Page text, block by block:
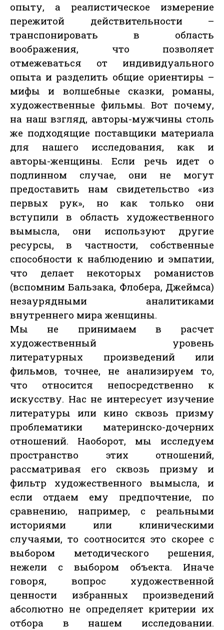
опыту, а реалистическое измерение
пережитой действительности –
транспонировать в область
воображения, что позволяет
отмежеваться от индивидуального
опыта и разделить общие ориентиры –
мифы и волшебные сказки, романы,
художественные фильмы. Вот почему,
на наш взгляд, авторы-мужчины столь
же подходящие поставщики материала
для нашего исследования, как и
авторы-женщины. Если речь идет о
подлинном случае, они не могут
предоставить нам свидетельство «из
первых рук», но как только они
вступили в область художественного
вымысла, они используют другие
ресурсы, в частности, собственные
способности к наблюдению и эмпатии,
что делает некоторых романистов
(вспомним Бальзака, Флобера, Джеймса)
незаурядными аналитиками
внутреннего мира женщины.
Мы не принимаем в расчет
художественный уровень
литературных произведений или
фильмов, точнее, не анализируем то,
что относится непосредственно к
искусству. Нас не интересует изучение
литературы или кино сквозь призму
проблематики материнско-дочерних
отношений. Наоборот, мы исследуем
пространство этих отношений,
рассматривая его сквозь призму и
фильтр художественного вымысла, и
если отдаем ему предпочтение, по
сравнению, например, с реальными
историями или клиническими
случаями, то соотносится это скорее с
выбором методического решения,
нежели с выбором объекта. Иначе
говоря, вопрос художественной
ценности избранных произведений
абсолютно не определяет критерии их
отбора в нашем исследовании.